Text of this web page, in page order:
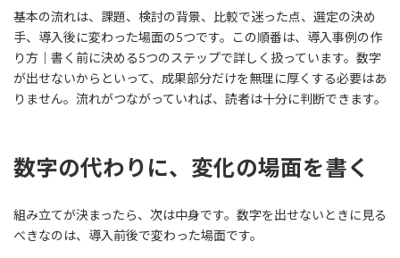
基本の流れは、課題、検討の背景、比較で迷った点、選定の決め
手、導入後に変わった場面の5つです。この順番は、導入事例の作
り方｜書く前に決める5つのステップで詳しく扱っています。数字
が出せないからといって、成果部分だけを無理に厚くする必要はあ
りません。流れがつながっていれば、読者は十分に判断できます。
数字の代わりに、変化の場面を書く
組み立てが決まったら、次は中身です。数字を出せないときに見る
べきなのは、導入前後で変わった場面です。